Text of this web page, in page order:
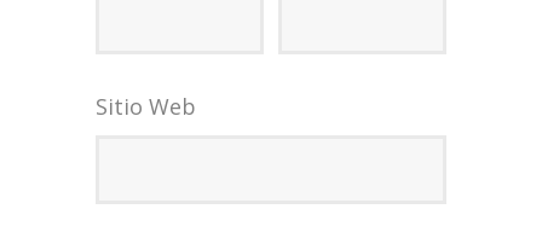
Sitio Web